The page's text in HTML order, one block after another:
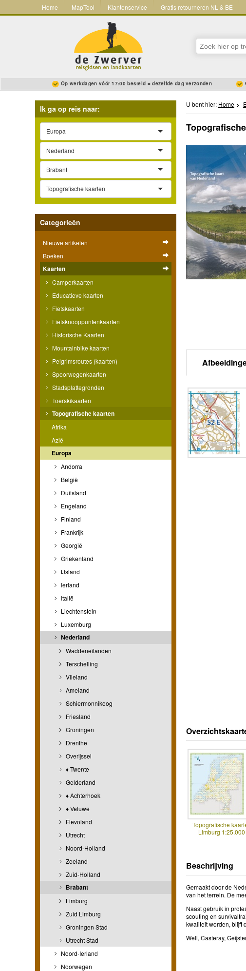
Home MapTool Klantenservice Gratis retourneren NL & BE
Op werkdagen vóór 17:00 besteld = dezelfde dag verzonden
Ik ga op reis naar:
Europa
Nederland
Brabant
Topografische kaarten
Categorieën
Nieuwe artikelen
Boeken
Kaarten
Camperkaarten
Educatieve kaarten
Fietskaarten
Fietsknooppuntenkaarten
Historische Kaarten
Mountainbike kaarten
Pelgrimsroutes (kaarten)
Spoorwegenkaarten
Stadsplattegronden
Toerskikaarten
Topografische kaarten
Afrika
Azië
Europa
Andorra
België
Duitsland
Engeland
Finland
Frankrijk
Georgië
Griekenland
IJsland
Ierland
Italië
Liechtenstein
Luxemburg
Nederland
Waddeneilanden
Terschelling
Vlieland
Ameland
Schiermonnikoog
Friesland
Groningen
Drenthe
Overijssel
♦ Twente
Gelderland
♦ Achterhoek
♦ Veluwe
Flevoland
Utrecht
Noord-Holland
Zeeland
Zuid-Holland
Brabant
Limburg
Zuid Limburg
Groningen Stad
Utrecht Stad
Noord-Ierland
Noorwegen
U bent hier: Home
Topografische
Limburg 1:25.000
Beschrijving
Gemaakt door de
van het terrein. De
Naast gebruik in
scouting en
kwaliteit worden, blijft
Well, Casteray,